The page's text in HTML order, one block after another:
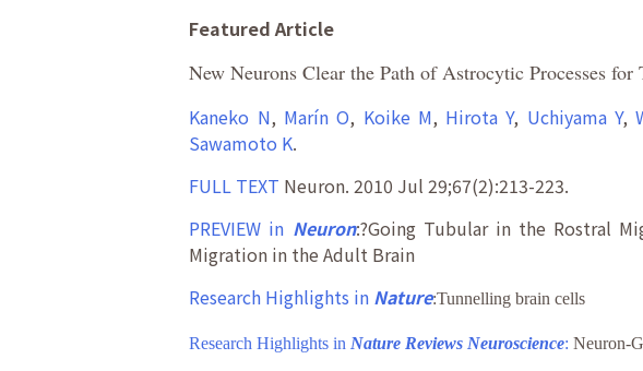
Featured Article
New Neurons Clear the Path of Astrocytic Processes
Kaneko N, Marín O, Koike M, Hirota Y, Uchiyama Y,
Sawamoto K.
FULL TEXT Neuron. 2010 Jul 29;67(2):213-223.
PREVIEW in Neuron:?Going Tubular in the Rostral
Migration in the Adult Brain
Research Highlights in Nature:Tunnelling brain cells
Research Highlights in Nature Reviews Neuroscience: Neuron-